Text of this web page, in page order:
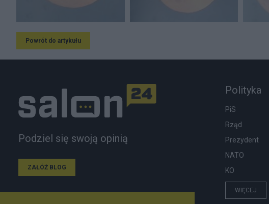
Powrót do artykułu
Podziel się swoją opinią
ZAŁÓŻ BLOG
Polityka
PiS
Rząd
Prezydent
NATO
KO
WIĘCEJ